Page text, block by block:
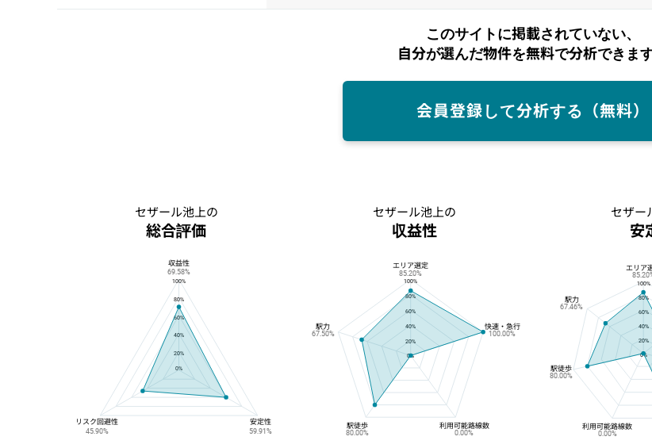
このサイトに掲載されていない、
自分が選んだ物件を無料で分析できます
会員登録して分析する（無料）
セザール池上の
総合評価
セザール池上の総合評価
100%
80%
60%
40%
20%
0%
収益性
69.58%
リスク回避性
45.90%
安定性
59.91%
セザール池上の
収益性
セザール池上の収益性
100%
80%
60%
40%
20%
0%
エリア選定
85.20%
駅力
67.50%
駅徒歩
80.00%
利用可能路線数
0.00%
快速・急行
100.00%
セザー
安
100%
80%
60%
40%
20%
0%
エリア
駅力
67.46%
駅徒歩
80.00%
利用可能路線数
0.00%